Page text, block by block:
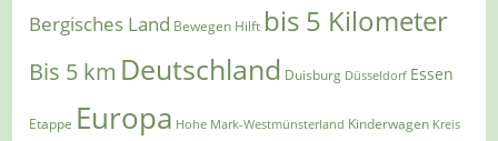
Bergisches Land Bewegen Hilft bis 5 Kilometer
Bis 5 km Deutschland Duisburg Düsseldorf Essen
Etappe Europa Hohe Mark-Westmünsterland Kinderwagen Kreis